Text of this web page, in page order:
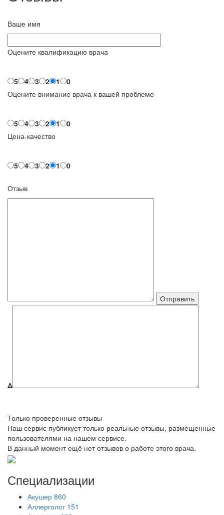
Ваше имя
Оцените квалификацию врача
5 4 3 2 1
0
Оцените внимание врача к вашей проблеме
5 4 3 2 1
0
Цена-качество
5 4 3 2 1 0
Отзыв
Δ
Только проверенные отзывы
Наш сервис публикует только реальные отзывы, размещенные
пользователями на нашем сервисе.
В данный момент ещё нет отзывов о работе этого врача.
Специализации
Акушер 860
Аллерголог 151